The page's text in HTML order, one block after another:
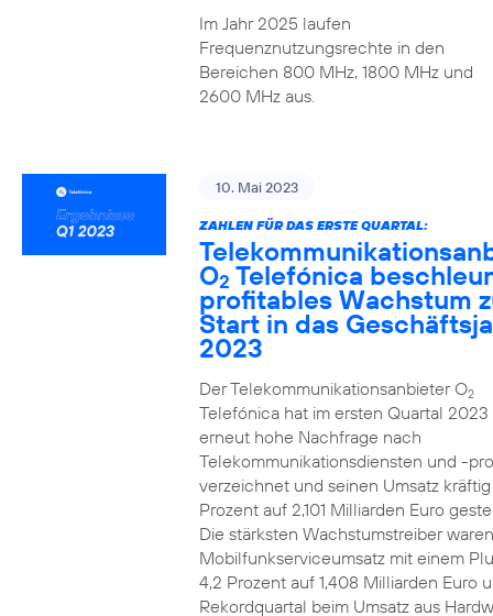
Im Jahr 2025 laufen
Frequenznutzungsrechte in den
Bereichen 800 MHz, 1800 MHz und
2600 MHz aus.
10. Mai 2023
ZAHLEN FÜR DAS ERSTE QUARTAL:
O2 Telefónica
profitables Wachstum
Start in das
2023
Der Telekommunikationsanbieter O2
Telefónica hat im ersten Quartal 2023
erneut hohe Nachfrage nach
Telekommunikationsdiensten und -
verzeichnet und seinen Umsatz
Prozent auf 2,101 Milliarden Euro
Die stärksten Wachstumstreiber
Mobilfunkserviceumsatz mit einem
4,2 Prozent auf 1,408 Milliarden Euro
Rekordquartal beim Umsatz aus